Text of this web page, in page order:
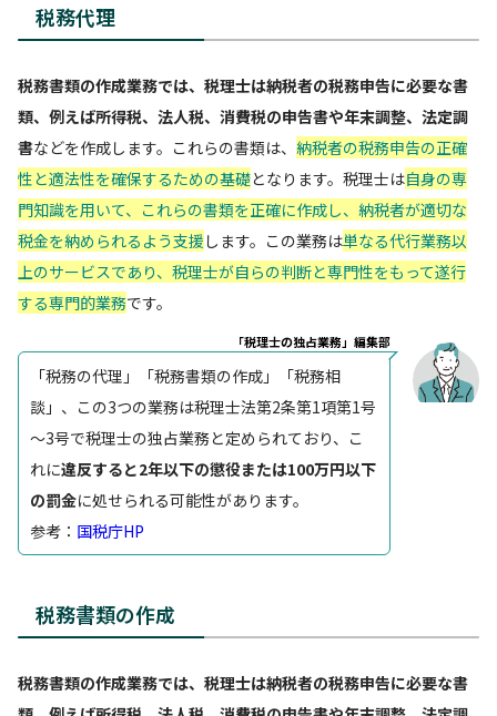
税務代理
税務書類の作成業務では、税理士は納税者の税務申告に必要な書
類、例えば所得税、法人税、消費税の申告書や年末調整、法定調
書などを作成します。これらの書類は、 納税者の税務申告の正確
性と適法性を確保するための基礎となります。税理士は自身の専
門知識を用いて、これらの書類を正確に作成し、納税者が適切な
税金を納められるよう支援 します。この業務は単なる代行業務以
上のサービスであり、税理士が自らの判断と専門性をもって遂行
する専門的業務です。
「税理士の独占業務」編集部
「税務の代理」「税務書類の作成」「税務相
談」、この3つの業務は税理士法第2条第1項第1号
～3号で税理士の独占業務と定められており、こ
れに違反すると2年以下の懲役または100万円以下
の罰金に処せられる可能性があります。
参考： 国税庁HP
税務書類の作成
税務書類の作成業務では、税理士は納税者の税務申告に必要な書